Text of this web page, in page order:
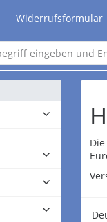
Widerrufsformular